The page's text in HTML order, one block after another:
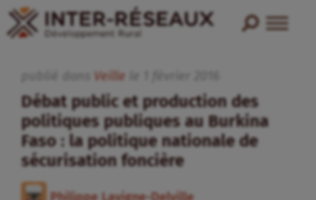
Veille
Débat public et production des
politiques publiques au Burkina
Faso : la politique nationale de
sécurisation foncière